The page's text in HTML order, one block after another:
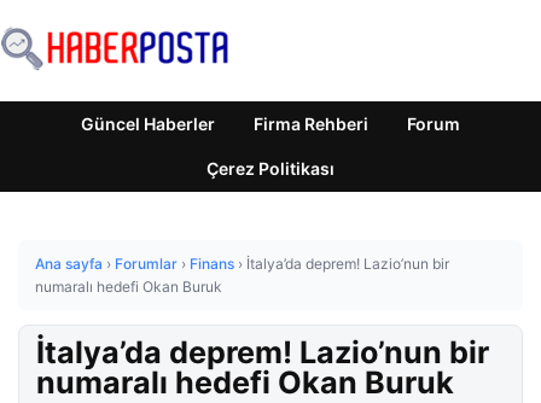
Güncel Haberler Firma Rehberi Forum
Çerez Politikası
Ana sayfa › Forumlar › Finans › İtalya’da deprem! Lazio’nun bir
numaralı hedefi Okan Buruk
İtalya’da deprem! Lazio’nun bir
numaralı hedefi Okan Buruk